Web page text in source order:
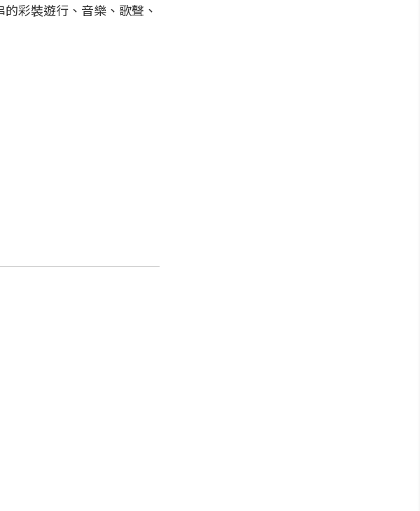
彩裝遊行、音樂、歌聲、